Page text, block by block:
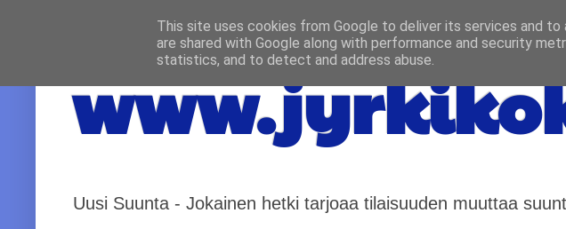
Uusi Suunta - Jokainen hetki tarjoaa tilaisuuden muuttaa
This site uses cookies from Google to deliver its services and to
are shared with Google along with performance and security
statistics, and to detect and address abuse.